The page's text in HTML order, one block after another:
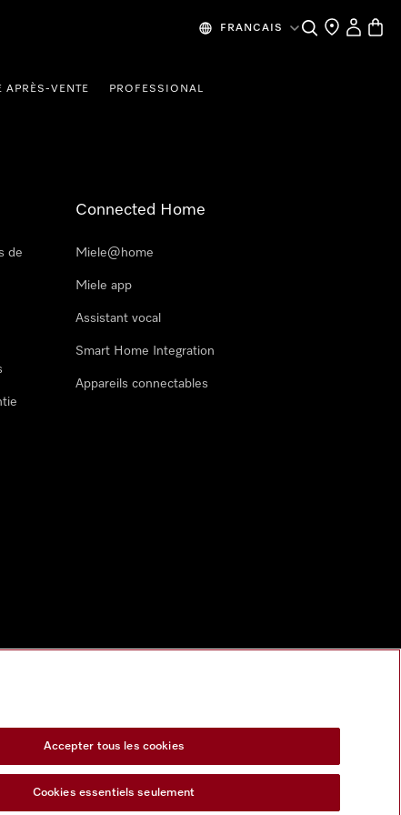
FRANCAIS Recherche
MesPanier
APRÈS-VENTE PROFESSIONAL
de
Connected Home
Miele@home
Miele app
Assistant vocal
Smart Home Integration
Appareils connectables
Formulaire de rétractation
Accepter tous les cookies
Cookies essentiels seulement